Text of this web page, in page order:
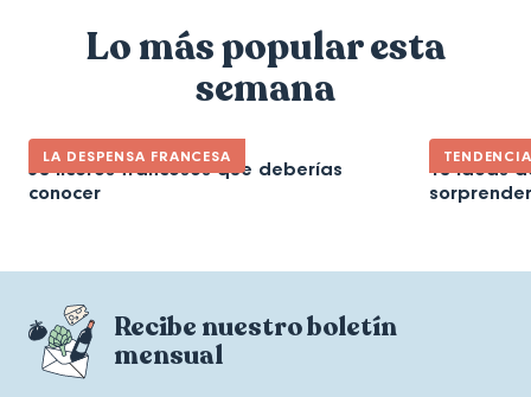
Lo más popular esta
semana
LA DESPENSA FRANCESA
30 licores franceses que deberías
conocer
10 ideas
Recibe nuestro boletín
mensual